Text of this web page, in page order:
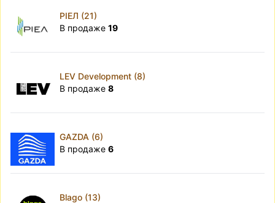
РІЕЛ (21)
В продаже 19
LEV Development (8)
В продаже 8
GAZDA (6)
В продаже 6
Blago (13)